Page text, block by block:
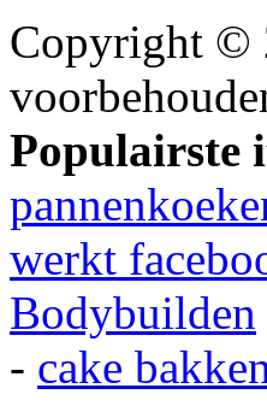
Copyright
Populairste
werkt
Bodybuilden
- cake